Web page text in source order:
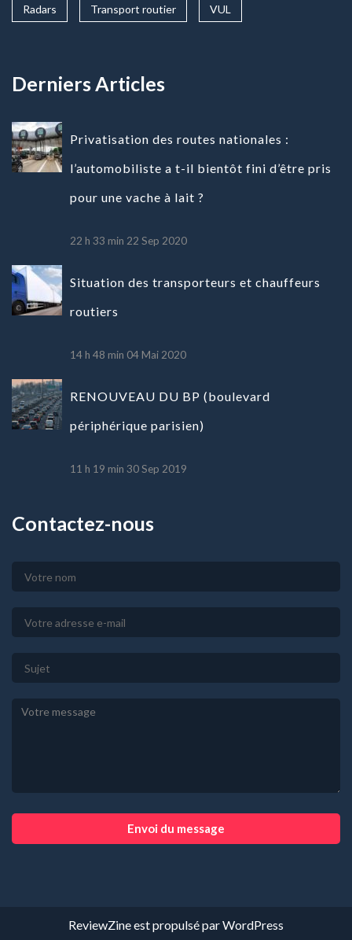
Radars Transport routier VUL
Derniers Articles
Privatisation des routes nationales :
l’automobiliste a t-il bientôt fini d’être pris
pour une vache à lait ?
22 h 33 min 22 Sep 2020
Situation des transporteurs et chauffeurs
routiers
14 h 48 min 04 Mai 2020
RENOUVEAU DU BP (boulevard
périphérique parisien)
11 h 19 min 30 Sep 2019
Contactez-nous
Envoi du message
ReviewZineest propulsé parWordPress